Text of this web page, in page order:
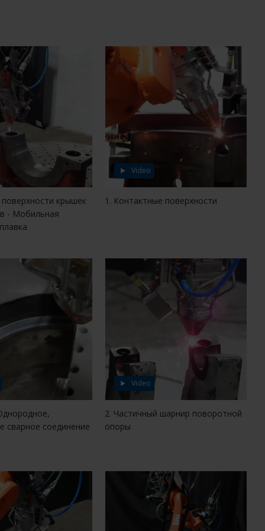
крышек
- Мобильная
Video
1. Контактные поверхности
сварное соединение
Video
2. Частичный шарнир поворотной
опоры